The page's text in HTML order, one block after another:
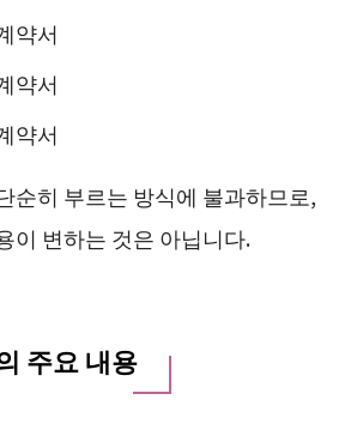
약서
약서
약서
순히 부르는 방식에 불과하므로,
이 변하는 것은 아닙니다.
주요 내용